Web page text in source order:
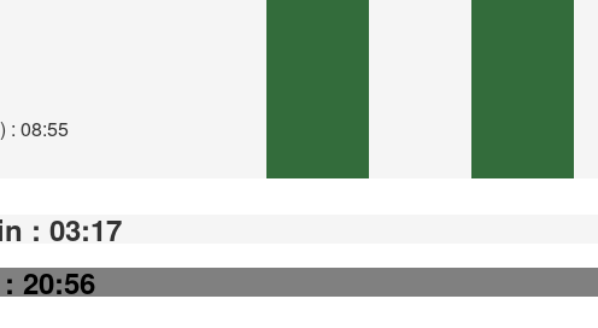
: 08:55
: 03:17
20:56